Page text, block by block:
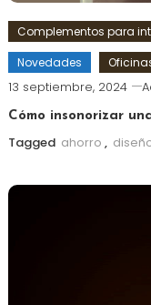
Complementos para
Novedades
13 septiembre, 2024
Cómo insonorizar
Tagged ahorro ,